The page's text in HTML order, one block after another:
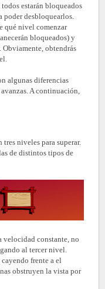
estarán bloqueados
poder desbloquearlos.
qué nivel comenzar
bloqueados) y
Obviamente, obtendrás
algunas diferencias
A continuación,
niveles para superar.
de distintos tipos de
velocidad constante, no
al tercer nivel.
cayendo frente a el
obstruyen la vista por